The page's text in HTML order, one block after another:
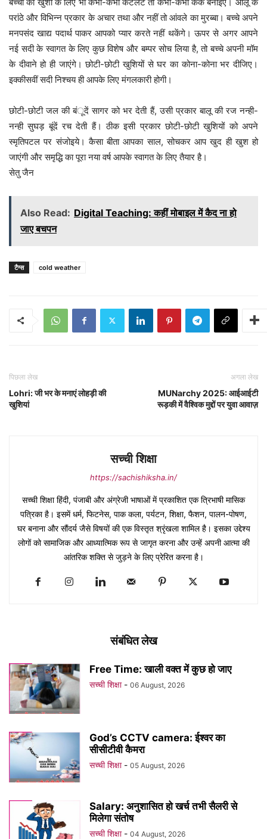
परांठे और विभिन्न प्रकार के अचार तथा और नहीं तो आंवले का मुरब्बा। बच्चे अपने
मनपसंद खाद्य पदार्थ पाकर आपको प्यार करते नहीं थकेंगे। ऊपर से अगर आपने
नई सदी के स्वागत के लिए कुछ विशेष और बम्पर सोच लिया है, तो बच्चे अपनी मॉम
के दीवाने हो ही जाएंगे। छोटी-छोटी खुशियों से घर का कोना-कोना भर दीजिए।
इक्कीसवीं सदी निश्चय ही आपके लिए मंगलकारी होगी।
छोटी-छोटी जल की बंूदें सागर को भर देती हैं, उसी प्रकार बालू की रज नन्ही-
नन्ही सुघड़ बूंदें रच देती हैं। ठीक इसी प्रकार छोटी-छोटी खुशियों को अपने
स्मृतिपटल पर संजोइये। कैसा बीता आपका साल, सोचकर आप खुद ही खुश हो
जाएंगी और समृद्धि का पूरा नया वर्ष आपके स्वागत के लिए तैयार है।
सेतु जैन
Also Read: Digital Teaching: कहीं मोबाइल में कैद ना हो
जाए बचपन
टैग्स cold weather
पिछला लेख
Lohri: जी भर के मनाएं लोहड़ी की
खुशियां
अगला लेख
MUNarchy 2025: आईआईटी
रूड़की में वैश्विक मुद्दों पर युवा आवाज़
सच्ची शिक्षा
https://sachishiksha.in/
सच्ची शिक्षा हिंदी, पंजाबी और अंग्रेजी भाषाओं में प्रकाशित एक त्रिभाषी मासिक
पत्रिका है। इसमें धर्म, फिटनेस, पाक कला, पर्यटन, शिक्षा, फैशन, पालन-पोषण,
घर बनाना और सौंदर्य जैसे विषयों की एक विस्तृत श्रृंखला शामिल है। इसका उद्देश्य
लोगों को सामाजिक और आध्यात्मिक रूप से जागृत करना और उन्हें अपनी आत्मा की
आंतरिक शक्ति से जुड़ने के लिए प्रेरित करना है।
संबंधित लेख
Free Time: खाली वक्त में कुछ हो जाए
सच्ची शिक्षा - 06 August, 2026
God’s CCTV camera: ईश्वर का
सीसीटीवी कैमरा
सच्ची शिक्षा - 05 August, 2026
Salary: अनुशासित हो खर्च तभी सैलरी से
मिलेगा संतोष
सच्ची शिक्षा - 04 August, 2026